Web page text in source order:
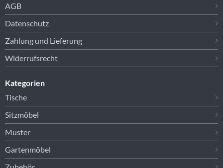
AGB
Datenschutz
Zahlung und Lieferung
Widerrufsrecht
Kategorien
Tische
Sitzmöbel
Muster
Gartenmöbel